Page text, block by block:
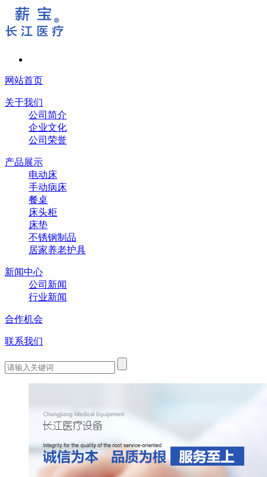
网站首页
关于我们
公司简介
企业文化
公司荣誉
产品展示
电动床
手动病床
餐桌
床头柜
床垫
不锈钢制品
居家养老护具
新闻中心
公司新闻
行业新闻
合作机会
联系我们